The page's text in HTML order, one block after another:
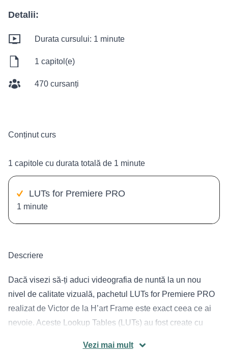
Conținut curs
1 capitole cu durata totală de 1 minute
LUTs for Premiere PRO
1 minute
Descriere
Dacă visezi să-ți aduci videografia de nuntă la un nou
nivel de calitate vizuală, pachetul LUTs for Premiere PRO
realizat de Victor de la H’art Frame este exact ceea ce ai
nevoie. Aceste Lookup Tables (LUTs) au fost create cu
al camerelor Sony A7S3 și A74 și nu numai, aducând o
Vezi mai mult
Detalii:
Durata cursului: 1 minute
1 capitol(e)
470 cursanți